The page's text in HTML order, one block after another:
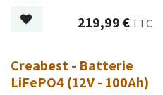
219,99€ TTC
Creabest - Batterie
LiFePO4 (12V - 100Ah)